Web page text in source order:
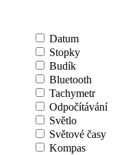
Datum
Stopky
Budík
Bluetooth
Tachymetr
Odpočítávání
Světlo
Světové časy
Kompas